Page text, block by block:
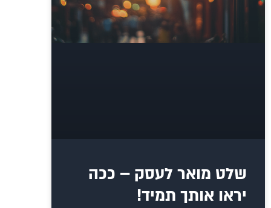
שלט מואר לעסק – ככה
יראו אותך תמיד!